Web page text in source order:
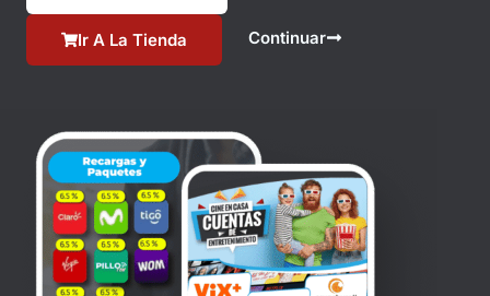
Ir A La Tienda Continuar